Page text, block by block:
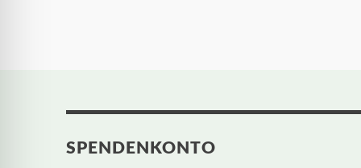
SPENDENKONTO